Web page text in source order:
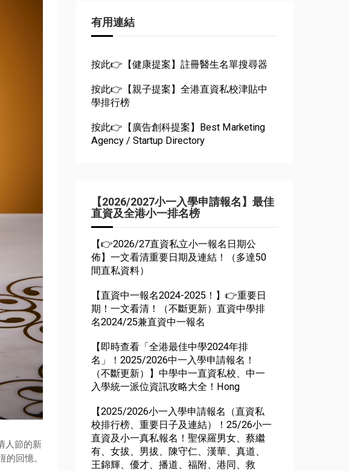
人節的新
回憶。
有用連結
按此👉【健康提案】註冊醫生名單搜尋器
按此👉【親子提案】全港直資私校津貼中
學排行榜
按此👉【廣告創科提案】Best Marketing
Agency / Startup Directory
【2026/2027小一入學申請報名】最佳
直資及全港小一排名榜
【👉2026/27直資私立小一報名日期公
佈】一文看清重要日期及連結！（多達50
間直私資料）
【直資中一報名2024-2025！】👉重要日
期！一文看清！（不斷更新）直資中學排
名2024/25兼直資中一報名
【即時查看「全港最佳中學2024年排
名」！2025/2026中一入學申請報名！
（不斷更新）】中學中一直資私校、中一
入學統一派位資訊攻略大全！Hong
【2025/2026小一入學申請報名（直資私
校排行榜、重要日子及連結）！25/26小一
直資及小一真私報名！聖保羅男女、蔡繼
有、女拔、男拔、陳守仁、漢華、真道、
王錦輝、優才、播道、福附、港同、救